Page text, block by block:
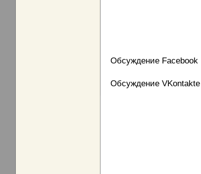
Обсуждение Facebook
Обсуждение VKontakte